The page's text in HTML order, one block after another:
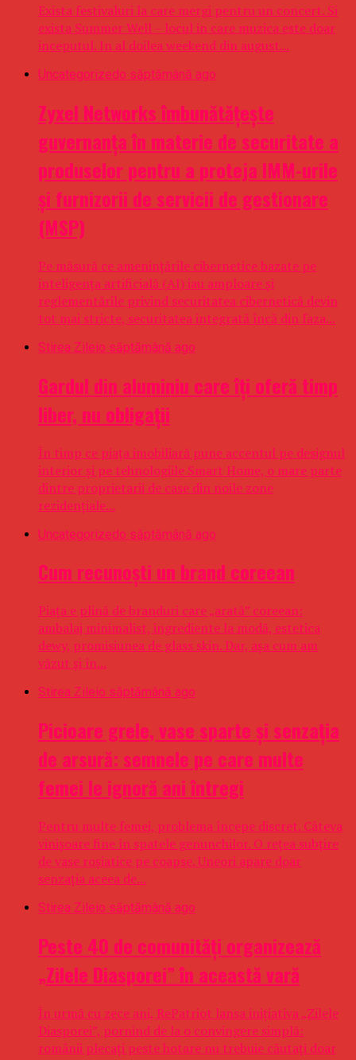
Exista festivaluri la care mergi pentru un concert. Si
exista Summer Well – locul in care muzica este doar
inceputul. In al doilea weekend din august...
Uncategorizedo săptămână ago
Zyxel Networks îmbunătățește
guvernanța în materie de securitate a
produselor pentru a proteja IMM-urile
și furnizorii de servicii de gestionare
(MSP)
Pe măsură ce amenințările cibernetice bazate pe
inteligența artificială (AI) iau amploare și
reglementările privind securitatea cibernetică devin
tot mai stricte, securitatea integrată încă din faza...
Stirea Zileio săptămână ago
Gardul din aluminiu care îți oferă timp
liber, nu obligații
În timp ce piața imobiliară pune accentul pe designul
interior și pe tehnologiile Smart Home, o mare parte
dintre proprietarii de case din noile zone
rezidențiale...
Uncategorizedo săptămână ago
Cum recunoști un brand coreean
Piața e plină de branduri care „arată” coreean:
ambalaj minimalist, ingrediente la modă, estetica
dewy, promisiunea de glass skin. Dar, așa cum am
văzut și în...
Stirea Zileio săptămână ago
Picioare grele, vase sparte și senzația
de arsură: semnele pe care multe
femei le ignoră ani întregi
Pentru multe femei, problema începe discret. Câteva
vinișoare fine în spatele genunchilor. O rețea subțire
de vase roșiatice pe coapse. Uneori apare doar
senzația aceea de...
Stirea Zileio săptămână ago
Peste 40 de comunități organizează
„Zilele Diasporei” în această vară
În urmă cu zece ani, RePatriot lansa inițiativa „Zilele
Diasporei”, pornind de la o convingere simplă:
românii plecați peste hotare nu trebuie căutați doar